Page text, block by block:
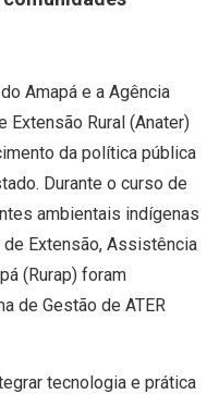
Amapá e a Agência
Extensão Rural (Anater)
da política pública
Durante o curso de
ambientais indígenas
Extensão, Assistência
(Rurap) foram
de Gestão de ATER
tecnologia e prática